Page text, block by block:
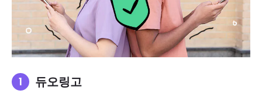
듀오링고